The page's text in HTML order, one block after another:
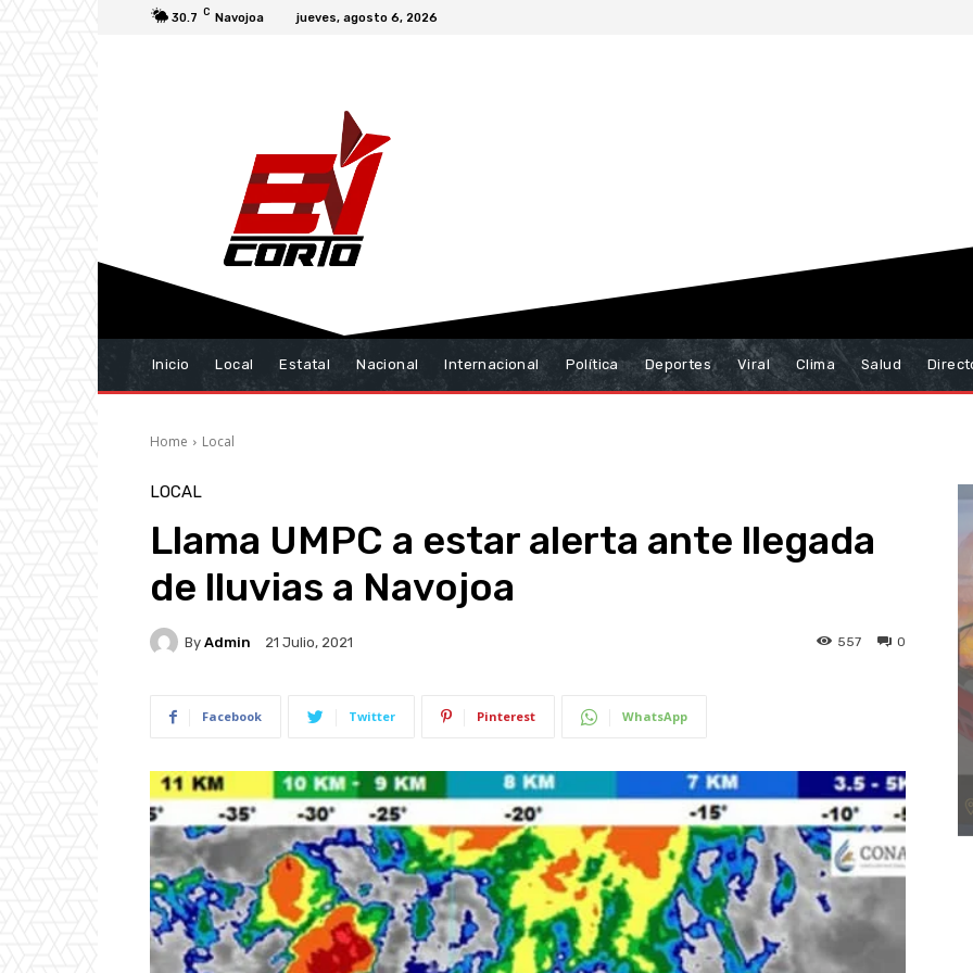
30.7 C Navojoa jueves, agosto 6, 2026
Inicio Local Estatal Nacional Internacional Política Deportes Viral Clima Salud
Home Local
LOCAL
Llama UMPC a estar alerta ante llegada
de lluvias a Navojoa
By Admin 21 Julio, 2021 0
557
Facebook Twitter Pinterest WhatsApp